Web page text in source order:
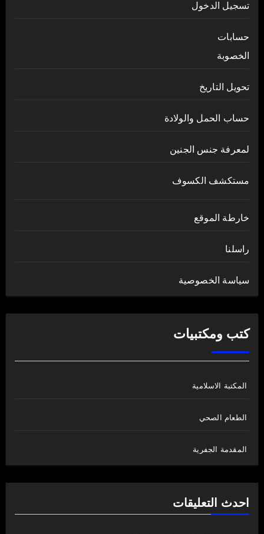
تسجيل الدخول
حسابات
الخصوبة
تحويل التاريخ
حساب الحمل والولادة
لمعرفة جنس الجنين
مستكشف الكسوف
خارطة الموقع
راسلنا
سياسة الخصوصية
كتب ومكتبيات
المكتبة الاسلامية
الطعام الصحي
المقدمة الجفرية
احدث التعليقات